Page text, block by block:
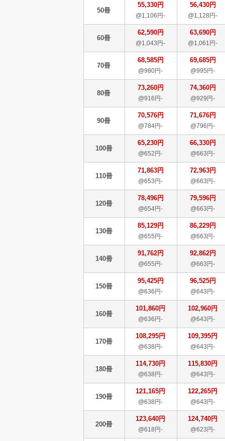
50冊
55,330円
@1,106円-
56,430円
@1,128円-
60冊
62,590円
@1,043円-
63,690円
@1,061円-
70冊
68,585円
@980円-
69,685円
@995円-
80冊
73,260円
@916円-
74,360円
@929円-
90冊
70,576円
@784円-
71,676円
@796円-
100冊
65,230円
@652円-
66,330円
@663円-
110冊
71,863円
@653円-
72,963円
@663円-
120冊
78,496円
@654円-
79,596円
@663円-
130冊
85,129円
@655円-
86,229円
@663円-
140冊
91,762円
@655円-
92,862円
@663円-
150冊
95,425円
@636円-
96,525円
@643円-
160冊
101,860円
@636円-
102,960円
@643円-
170冊
108,295円
@638円-
109,395円
@643円-
180冊
114,730円
@638円-
115,830円
@643円-
190冊
121,165円
@638円-
122,265円
@643円-
200冊
123,640円
@618円-
124,740円
@623円-